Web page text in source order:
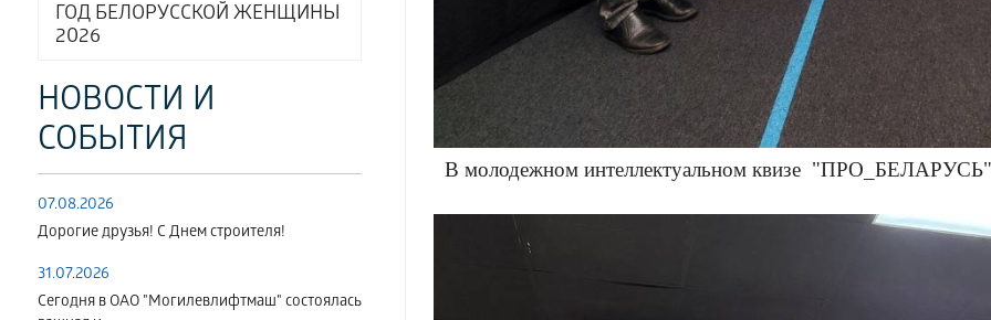
ГОД БЕЛОРУССКОЙ ЖЕНЩИНЫ
2026
НОВОСТИ И
СОБЫТИЯ
07.08.2026
Дорогие друзья! С Днем строителя!
31.07.2026
Сегодня в ОАО "Могилевлифтмаш" состоялась
В молодежном интеллектуальном квизе